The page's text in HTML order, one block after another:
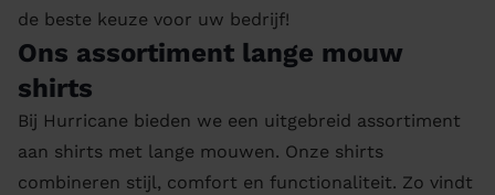
de beste keuze voor uw bedrijf!
Ons assortiment lange mouw
shirts
Bij Hurricane bieden we een uitgebreid assortiment
aan shirts met lange mouwen. Onze shirts
combineren stijl, comfort en functionaliteit. Zo vindt